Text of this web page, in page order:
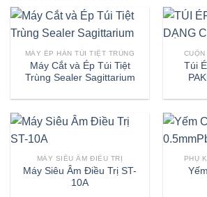
MÁY ÉP HÀN TÚI TIỆT TRÙNG
Máy Cắt và Ép Túi Tiệt
Trùng Sealer Sagittarium
Túi
MÁY SIÊU ÂM ĐIỀU TRỊ
Máy Siêu Âm Điều Trị ST-
10A
PHỤ